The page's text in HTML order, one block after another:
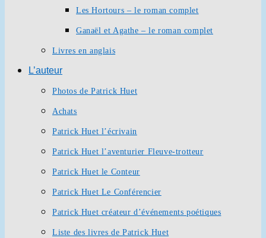
Les Hortours – le roman complet
Ganaël et Agathe – le roman complet
Livres en anglais
L’auteur
Photos de Patrick Huet
Achats
Patrick Huet l’écrivain
Patrick Huet l’aventurier Fleuve-trotteur
Patrick Huet le Conteur
Patrick Huet Le Conférencier
Patrick Huet créateur d’événements poétiques
Liste des livres de Patrick Huet